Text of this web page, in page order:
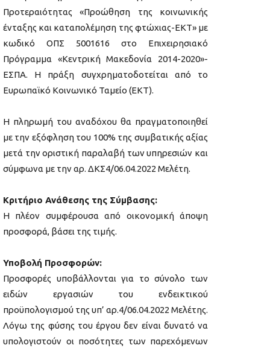
Προτεραιότητας «Προώθηση της κοινωνικής
ένταξης και καταπολέμηση της φτώχιας-ΕΚΤ» με
κωδικό ΟΠΣ 5001616 στο Επιχειρησιακό
Πρόγραμμα «Κεντρική Μακεδονία 2014-2020»-
ΕΣΠΑ. Η πράξη συγχρηματοδοτείται από το
Ευρωπαϊκό Κοινωνικό Ταμείο (ΕΚΤ).
Η πληρωμή του αναδόχου θα πραγματοποιηθεί
με την εξόφληση του 100% της συμβατικής αξίας
μετά την οριστική παραλαβή των υπηρεσιών και
σύμφωνα με την αρ. ΔΚΣ4/06.04.2022 Μελέτη.
Κριτήριο Ανάθεσης της Σύμβασης:
Η πλέον συμφέρουσα από οικονομική άποψη
προσφορά, βάσει της τιμής.
Υποβολή Προσφορών:
Προσφορές υποβάλλονται για το σύνολο των
ειδών εργασιών του ενδεικτικού
προϋπολογισμού της υπ’ αρ.4/06.04.2022 Μελέτης.
Λόγω της φύσης του έργου δεν είναι δυνατό να
υπολογιστούν οι ποσότητες των παρεχόμενων